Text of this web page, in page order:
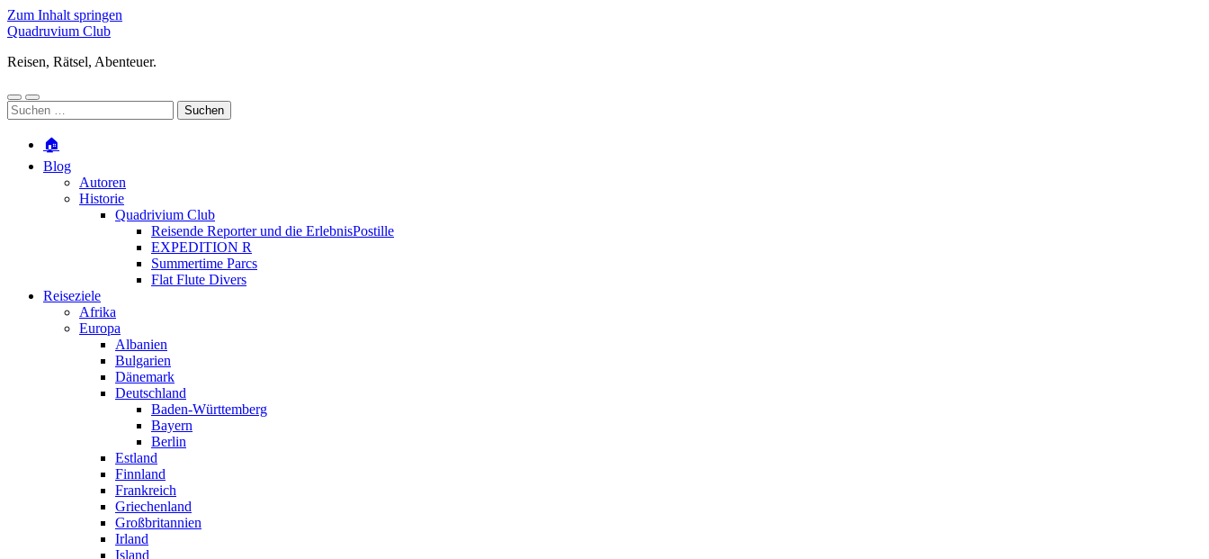
Zum Inhalt springen
Quadruvium Club
Reisen, Rätsel, Abenteuer.
Mobile-
Menü
Suchfeld
ein-/ausblenden
Suchen
nach:
🏠
Blog
Autoren
Historie
Quadrivium Club
Reisende Reporter und die ErlebnisPostille
EXPEDITION R
Summertime Parcs
Flat Flute Divers
Reiseziele
Afrika
Europa
Albanien
Bulgarien
Dänemark
Deutschland
Baden-Württemberg
Bayern
Berlin
Estland
Finnland
Frankreich
Griechenland
Großbritannien
Irland
Island